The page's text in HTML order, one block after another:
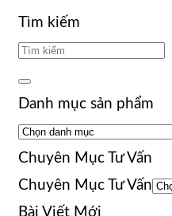
Tìm kiếm
Danh mục sản phẩm
Chuyên Mục Tư Vấn
Chuyên Mục Tư Vấn
Bài Viết Mới